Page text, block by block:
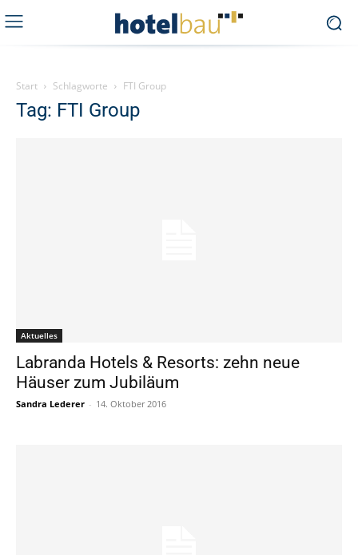
Start Schlagworte FTI Group
Tag: FTI Group
Aktuelles
Labranda Hotels & Resorts: zehn neue
Häuser zum Jubiläum
Sandra Lederer - 14. Oktober 2016